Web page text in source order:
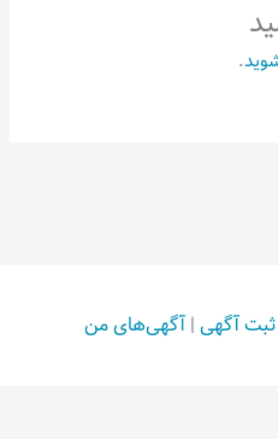
.
ثبت آگهی | آگهی‌های من